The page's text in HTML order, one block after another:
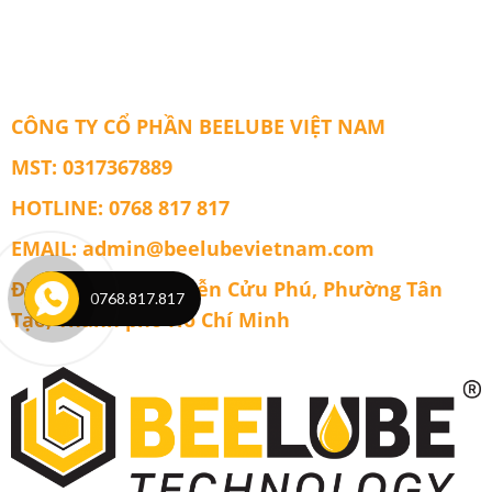
Beelube
CÔNG TY CỔ PHẦN BEELUBE VIỆT NAM
MST: 0317367889
HOTLINE: 0768 817 817
EMAIL: admin@beelubevietnam.com
ĐỊA CHỈ: 1606 Nguyễn Cửu Phú, Phường Tân
Tạo, Thành phố Hồ Chí Minh
0768.817.817